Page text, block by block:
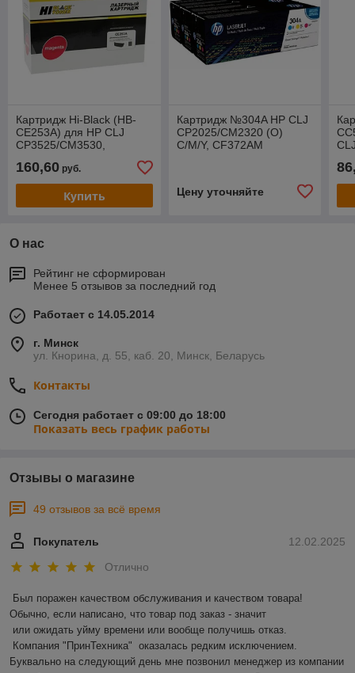
Картридж Hi-Black (HB-
CE253A) для HP CLJ
CP3525/CM3530,
Восстановленный, M, 7K
(П/У)
160,60 руб.
Купить
Картридж №304A HP CLJ
CP2025/CM2320 (O)
C/M/Y, CF372AM
Цену уточняйте
О нас
Рейтинг не сформирован
Менее 5 отзывов за последний год
Работает с 14.05.2014
г. Минск
ул. Кнорина, д. 55, каб. 20, Минск, Беларусь
Контакты
Сегодня работает с 09:00 до 18:00
Показать весь график работы
Отзывы о магазине
49 отзывов за всё время
12.02.2025
Покупатель
Отлично
Был поражен качеством обслуживания и качеством товара!
Обычно, если написано, что товар под заказ - значит
Буквально на следующий день мне позвонил менеджер из компании